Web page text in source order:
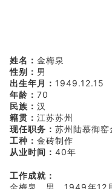
姓名： 金梅泉
性别： 男
出生年月： 1949.12.15
年龄： 70
民族： 汉
籍贯： 江苏苏州
现任职务： 苏州陆慕御
工种： 金砖制作
从业时间： 40年
工作成就：
金梅泉，男，1949年12